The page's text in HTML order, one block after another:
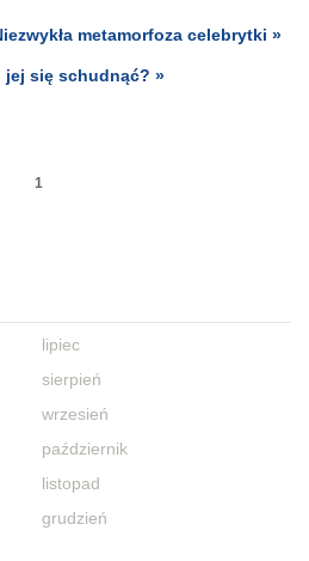
lipiec
sierpień
wrzesień
październik
listopad
grudzień
metamorfoza celebrytki »
jej się schudnąć? »
1